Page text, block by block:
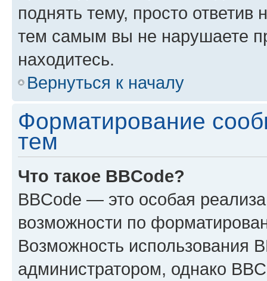
поднять тему, просто ответив
тем самым вы не нарушаете
находитесь.
Вернуться к началу
Форматирование
тем
Что такое BBCode?
BBCode — это особая
возможности по
Возможность использования
администратором, однако